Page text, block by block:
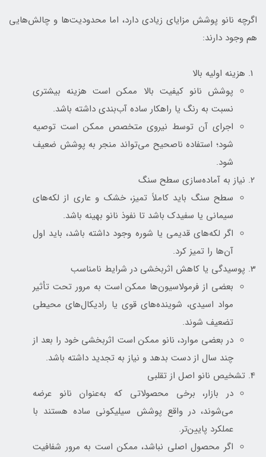
اگرچه نانو‌ پوشش مزایای زیادی دارد، اما محدودیت‌ها و چالش‌هایی
هم وجود دارند:
هزینه اولیه بالا
پوشش نانو کیفیت بالا ممکن است هزینه بیشتری
نسبت به رنگ یا راهکار ساده آب‌بندی داشته باشد.
اجرای آن توسط نیروی متخصص ممکن است توصیه
شود؛ استفاده ناصحیح می‌تواند منجر به پوشش ضعیف
شود.
نیاز به آماده‌سازی سطح سنگ
سطح سنگ باید کاملاً تمیز، خشک و عاری از لکه‌های
سیمانی یا سفیدک باشد تا نفوذ نانو بهینه باشد.
اگر لکه‌های قدیمی یا شوره وجود داشته باشد، باید اول
آن‌ها را تمیز کرد.
پوسیدگی یا کاهش اثربخشی در شرایط نامناسب
بعضی از فرمولاسیون‌ها ممکن است به مرور تحت تأثیر
مواد اسیدی، شوینده‌های قوی یا رادیکال‌های محیطی
تضعیف شوند.
در بعضی موارد، نانو ممکن است اثربخشی خود را بعد از
چند سال از دست بدهد و نیاز به تجدید داشته باشد.
تشخیص نانو اصل از تقلبی
در بازار، برخی محصولاتی که به‌عنوان نانو عرضه
می‌شوند، در واقع پوشش سیلیکونی ساده هستند با
عملکرد پایین‌تر.
اگر محصول اصلی نباشد، ممکن است به مرور شفافیت